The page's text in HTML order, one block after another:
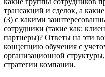
трансакций и сделок, а
(3) с какими
сотрудники (такие как:
партнеры)? Ответы на эти
концепцию обучения с
организационной
стратегии компании.